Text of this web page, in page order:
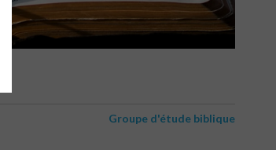
Groupe d'étude biblique